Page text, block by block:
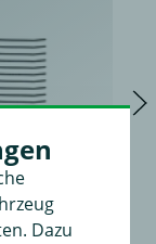
Dazu